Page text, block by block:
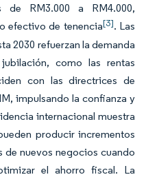
de RM3.000 a RM4.000,
efectivo de tenencia[3]. Las
2030 refuerzan la demanda
como las rentas
con las directrices de
impulsando la confianza y
internacional muestra
producir incrementos
de nuevos negocios cuando
el ahorro fiscal. La